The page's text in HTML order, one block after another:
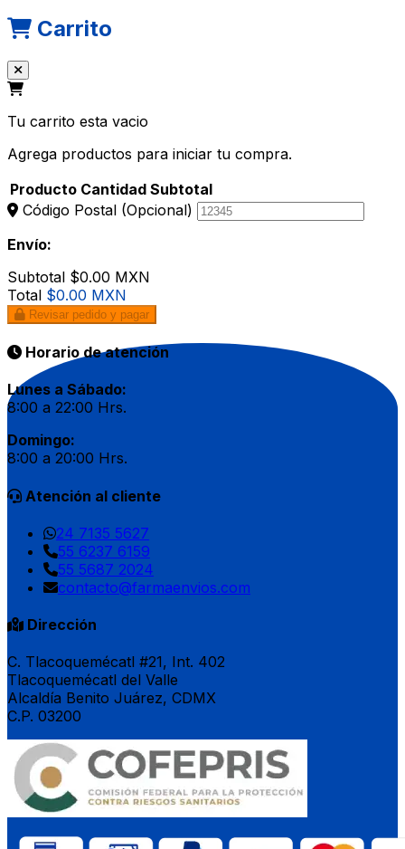
Carrito
Tu carrito esta vacio
Agrega productos para iniciar tu compra.
Producto Cantidad Subtotal
Código Postal (Opcional)
Envío:
Subtotal $0.00 MXN
Total $0.00 MXN
Revisar pedido y pagar
Horario de atención
Lunes a Sábado:
8:00 a 22:00 Hrs.
Domingo:
8:00 a 20:00 Hrs.
Atención al cliente
24 7135 5627
55 6237 6159
55 5687 2024
contacto@farmaenvios.com
Dirección
C. Tlacoquemécatl #21, Int. 402
Tlacoquemécatl del Valle
Alcaldía Benito Juárez, CDMX
C.P. 03200